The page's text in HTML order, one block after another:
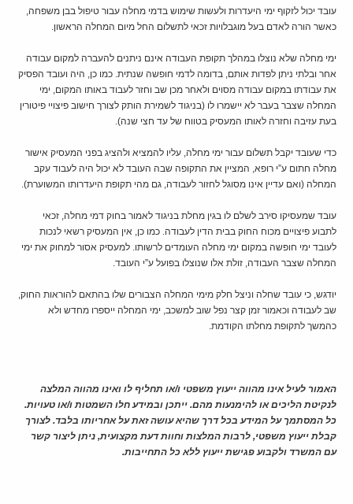
עובד יכול לזקוף ימי היעדרות ולעשות שימוש בדמי מחלה עבור טיפול בבן משפחה,
כאשר הורה לאדם בעל מוגבלויות זכאי לתשלום החל מיום המחלה הראשון.
ימי מחלה שלא נוצלו במהלך תקופת העבודה אינם ניתנים להעברה למקום עבודה
אחר ובלתי ניתן לפדות אותם, בדומה לדמי חופשה שנתית. כמו כן, היה ועובד הפסיק
את עבודתו במקום עבודה מסוים ולאחר מכן שב וחזר לעבוד באותו המקום, ימי
המחלה שצבר בעבר לא יישמרו לו (בניגוד לשמירת הותק לצורך חישוב פיצויי פיטורין
בעת עזיבה וחזרה לאותו המעסיק בטווח של עד חצי שנה).
כדי שעובד יקבל תשלום עבור ימי מחלה, עליו להמציא ולהציג בפני המעסיק אישור
מחלה חתום ע”י רופא, המציין את התקופה שבה העובד לא יכול היה לעבוד עקב
המחלה (ואם עדיין אינו מסוגל לחזור לעבודה, גם מהי תקופת היעדרותו המשוערת).
עובד שמעסיקו סירב לשלם לו בגין מחלת בניגוד לאמור בחוק דמי מחלה, זכאי
לתבוע פיצויים מכוח החוק בבית הדין לעבודה. כמו כן, אין המעסיק רשאי לנכות
לעובד ימי חופשה במקום ימי מחלה העומדים לרשותו. למעסיק אסור למחוק את ימי
המחלה שצבר העבודה, זולת אלו שנוצלו בפועל ע”י העובד.
יודגש, כי עובד שחלה וניצל חלק מימי המחלה הצבורים שלו בהתאם להוראות החוק,
שב לעבודה וכאמור זמן קצר נפל שוב למשכב, ימי המחלה ייספרו מחדש ולא
כהמשך לתקופת מחלתו הקודמת.
האמור לעיל אינו מהווה ייעוץ משפטי ו/או תחליף לו ואינו מהווה המלצה
לנקיטת הליכים או להימנעות מהם. ייתכן ובמידע חלו השמטות ו/או טעויות.
כל המסתמך על המידע בכל דרך שהיא עושה זאת על אחריותו בלבד. לצורך
קבלת ייעוץ משפטי, לרבות המלצות וחוות דעת מקצועית, ניתן ליצור קשר
עם המשרד ולקבוע פגישת ייעוץ ללא כל התחייבות.